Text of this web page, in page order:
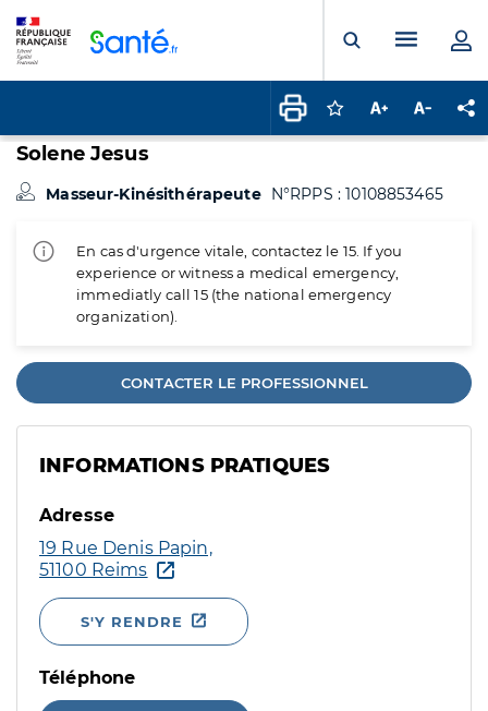
Ouvrir laMenu
Connectez-vous
Augmenter la
Solene Jesus
Masseur-Kinésithérapeute N°RPPS : 10108853465
En cas d'urgence vitale, contactez le 15. If you
experience or witness a medical emergency,
immediatly call 15 (the national emergency
organization).
CONTACTER LE PROFESSIONNEL
INFORMATIONS PRATIQUES
Adresse
19 Rue Denis Papin,
51100 Reims
S'Y RENDRE
Téléphone